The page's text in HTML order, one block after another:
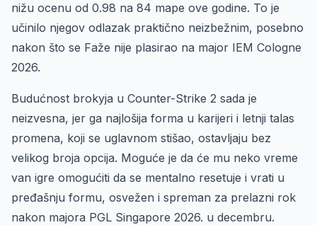
nižu ocenu od 0.98 na 84 mape ove godine. To je
učinilo njegov odlazak praktično neizbežnim, posebno
nakon što se Faže nije plasirao na major IEM Cologne
2026.
Budućnost brokyja u Counter-Strike 2 sada je
neizvesna, jer ga najlošija forma u karijeri i letnji talas
promena, koji se uglavnom stišao, ostavljaju bez
velikog broja opcija. Moguće je da će mu neko vreme
van igre omogućiti da se mentalno resetuje i vrati u
pređašnju formu, osvežen i spreman za prelazni rok
nakon majora PGL Singapore 2026. u decembru.